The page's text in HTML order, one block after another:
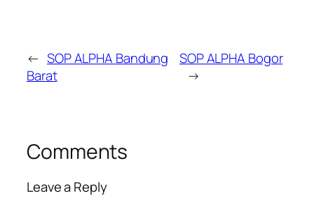
← SOP ALPHA Bandung
Barat
SOP ALPHA Bogor
→
Comments
Leave a Reply